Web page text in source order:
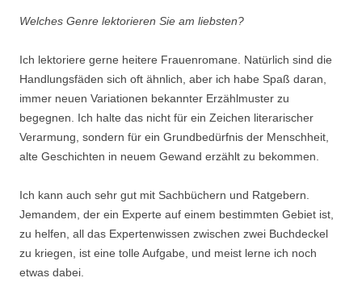
Welches Genre lektorieren Sie am liebsten?
Ich lektoriere gerne heitere Frauenromane. Natürlich sind die
Handlungsfäden sich oft ähnlich, aber ich habe Spaß daran,
immer neuen Variationen bekannter Erzählmuster zu
begegnen. Ich halte das nicht für ein Zeichen literarischer
Verarmung, sondern für ein Grundbedürfnis der Menschheit,
alte Geschichten in neuem Gewand erzählt zu bekommen.
Ich kann auch sehr gut mit Sachbüchern und Ratgebern.
Jemandem, der ein Experte auf einem bestimmten Gebiet ist,
zu helfen, all das Expertenwissen zwischen zwei Buchdeckel
zu kriegen, ist eine tolle Aufgabe, und meist lerne ich noch
etwas dabei.